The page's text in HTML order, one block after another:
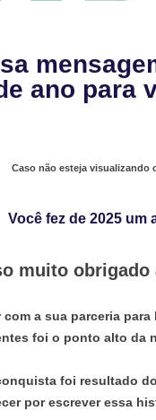
ano para
Caso não esteja visualizando
muito
com a sua parceria
foi o ponto alto da
foi resultado
por escrever essa